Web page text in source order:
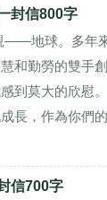
封信800字
——地球。多年
和勤勞的雙手
到莫大的欣慰
長，作為你們
信700字